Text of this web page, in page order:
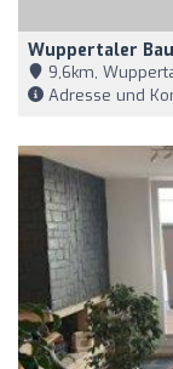
Wuppertaler
9,6km,
Adresse und